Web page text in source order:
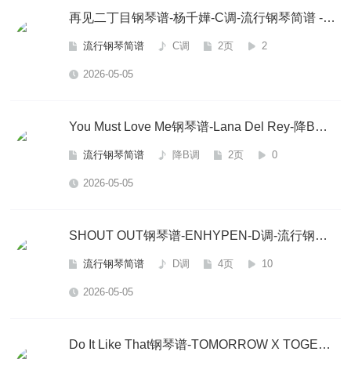
再见二丁目钢琴谱-杨千嬅-C调-流行钢琴简谱 - 杨
流行钢琴简谱 C调 2页 2
2026-05-05
You Must Love Me钢琴谱-Lana Del Rey-降B调-流行钢琴简谱
流行钢琴简谱 降B调 2页 0
2026-05-05
SHOUT OUT钢琴谱-ENHYPEN-D调-流行钢琴简谱
流行钢琴简谱 D调 4页 10
2026-05-05
Do It Like That钢琴谱-TOMORROW X TOGETHER（TXT）-降D调-流行钢琴简谱